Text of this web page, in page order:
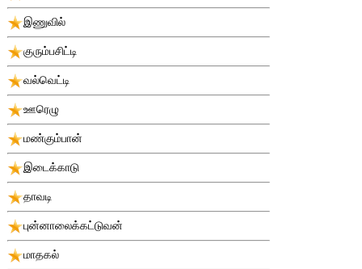
இணுவில்
குரும்பசிட்டி
வல்வெட்டி
ஊரெழு
மண்கும்பான்
இடைக்காடு
தாவடி
புன்னாலைக்கட்டுவன்
மாதகல்